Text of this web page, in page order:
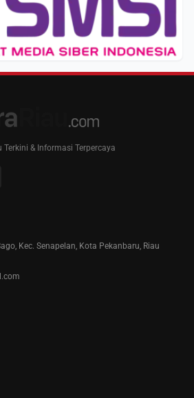
& Informasi Terpercaya
Kec. Senapelan, Kota Pekanbaru, Riau